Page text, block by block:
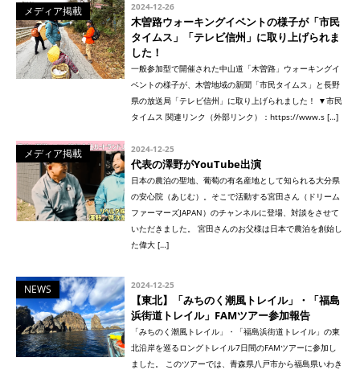
メディア掲載 2024-12-26
木曽路ウォーキングイベントの様子が「市民
タイムス」「テレビ信州」に取り上げられま
した！
一般参加型で開催された中山道「木曽路」ウォーキングイ
ベントの様子が、木曽地域の新聞「市民タイムス」と長野
県の放送局「テレビ信州」に取り上げられました！ ▼市民
タイムス 関連リンク（外部リンク）：https://www.s […]
メディア掲載 2024-12-25
代表の澤野がYouTube出演
日本の農泊の聖地、葡萄の有名産地として知られる大分県
の安心院（あじむ）。そこで活動する宮田さん（ドリーム
ファーマーズJAPAN）のチャンネルに登場、対談をさせて
いただきました。 宮田さんのお父様は日本で農泊を創始し
た偉大 […]
NEWS 2024-12-25
【東北】「みちのく潮風トレイル」・「福島
浜街道トレイル」FAMツアー参加報告
「みちのく潮風トレイル」・「福島浜街道トレイル」の東
北沿岸を巡るロングトレイル7日間のFAMツアーに参加し
ました。 このツアーでは、青森県八戸市から福島県いわき